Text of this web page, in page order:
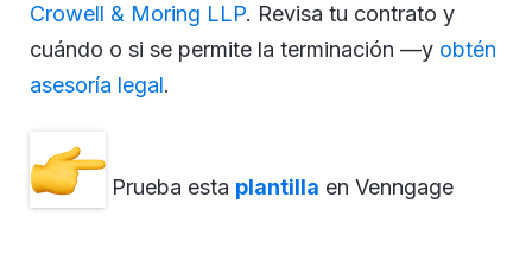
Crowell & Moring LLP. Revisa tu contrato y
cuándo o si se permite la terminación —y obtén
asesoría legal.
Prueba esta plantilla en Venngage